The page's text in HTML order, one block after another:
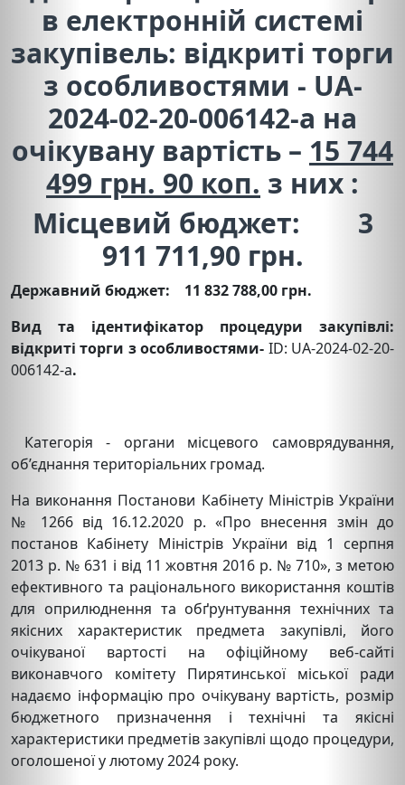
в електронній системі
закупівель: відкриті торги
з особливостями - UA-
2024-02-20-006142-a на
очікувану вартість – 15 744
499 грн. 90 коп. з них :
Місцевий бюджет: 3
911 711,90 грн.
Державний бюджет: 11 832 788,00 грн.
Вид та ідентифікатор процедури закупівлі:
відкриті торги з особливостями- ID: UA-2024-02-20-
006142-a.
Категорія - органи місцевого самоврядування,
об’єднання територіальних громад.
На виконання Постанови Кабінету Міністрів України
№ 1266 від 16.12.2020 р. «Про внесення змін до
постанов Кабінету Міністрів України від 1 серпня
2013 р. № 631 і від 11 жовтня 2016 р. № 710», з метою
ефективного та раціонального використання коштів
для оприлюднення та обґрунтування технічних та
якісних характеристик предмета закупівлі, його
очікуваної вартості на офіційному веб-сайті
виконавчого комітету Пирятинської міської ради
надаємо інформацію про очікувану вартість, розмір
бюджетного призначення і технічні та якісні
характеристики предметів закупівлі щодо процедури,
оголошеної у лютому 2024 року.